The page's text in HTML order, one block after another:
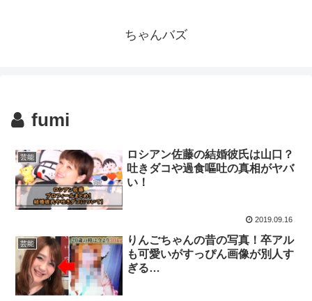
ちゃんバズ
fumi
芸能
ロシアン佐藤の結婚彼氏は山口？
吐きダコや過食嘔吐の真相がヤバ
い！
2019.09.16
芸能
りんごちゃんの昔の写真！卒アル
も可愛いがすっぴん画像が別人す
ぎる…